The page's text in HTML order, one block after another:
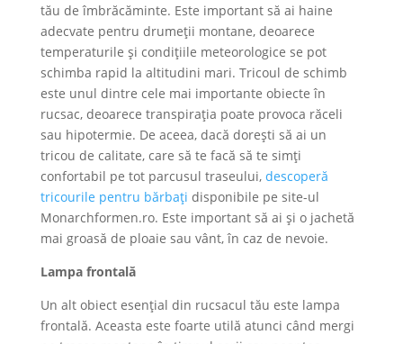
tău de îmbrăcăminte. Este important să ai haine
adecvate pentru drumeții montane, deoarece
temperaturile și condițiile meteorologice se pot
schimba rapid la altitudini mari. Tricoul de schimb
este unul dintre cele mai importante obiecte în
rucsac, deoarece transpirația poate provoca răceli
sau hipotermie. De aceea, dacă dorești să ai un
tricou de calitate, care să te facă să te simți
confortabil pe tot parcusul traseului, descoperă
tricourile pentru bărbați disponibile pe site-ul
Monarchformen.ro. Este important să ai și o jachetă
mai groasă de ploaie sau vânt, în caz de nevoie.
Lampa frontală
Un alt obiect esențial din rucsacul tău este lampa
frontală. Aceasta este foarte utilă atunci când mergi